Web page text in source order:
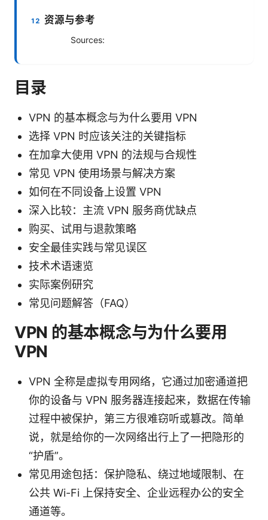
资源与参考
Sources:
目录
VPN 的基本概念与为什么要用 VPN
选择 VPN 时应该关注的关键指标
在加拿大使用 VPN 的法规与合规性
常见 VPN 使用场景与解决方案
如何在不同设备上设置 VPN
深入比较：主流 VPN 服务商优缺点
购买、试用与退款策略
安全最佳实践与常见误区
技术术语速览
实际案例研究
常见问题解答（FAQ）
VPN 的基本概念与为什么要用
VPN
VPN 全称是虚拟专用网络，它通过加密通道把
你的设备与 VPN 服务器连接起来，数据在传输
过程中被保护，第三方很难窃听或篡改。简单
说，就是给你的一次网络出行上了一把隐形的
“护盾”。
常见用途包括：保护隐私、绕过地域限制、在
公共 Wi-Fi 上保持安全、企业远程办公的安全
通道等。